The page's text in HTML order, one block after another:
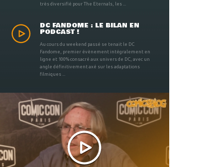
très diversifié pour The Eternals, les ...
DC FANDOME : LE BILAN EN
PODCAST !
Au cours du weekend passé se tenait le DC
Fandome, premier évènement intégralement en
ligne et 100% consacré aux univers de DC, avec un
angle définitivement axé sur les adaptations
filmiques ...